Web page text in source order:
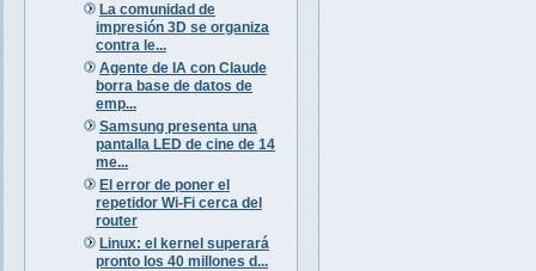
La comunidad de
impresión 3D se organiza
contra le...
Agente de IA con Claude
borra base de datos de
emp...
Samsung presenta una
pantalla LED de cine de 14
me...
El error de poner el
repetidor Wi-Fi cerca del
router
Linux: el kernel superará
pronto los 40 millones d...